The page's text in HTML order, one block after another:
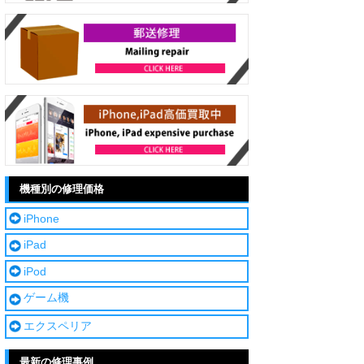
機種別の修理価格
iPhone
iPad
iPod
ゲーム機
エクスペリア